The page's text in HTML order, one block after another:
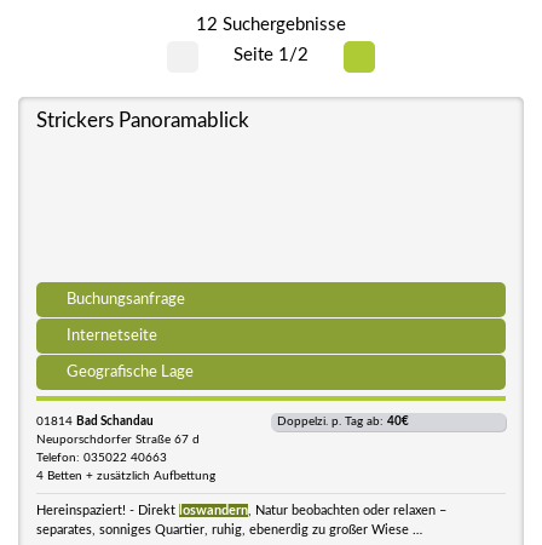
12 Suchergebnisse
Seite 1/2
Strickers Panoramablick
Buchungsanfrage
Internetseite
Geografische Lage
01814 Bad Schandau
Neuporschdorfer Straße 67 d
Telefon: 035022 40663
4 Betten + zusätzlich Aufbettung
Doppelzi. p. Tag ab: 40€
Hereinspaziert! - Direkt loswandern , Natur beobachten oder relaxen –
separates, sonniges Quartier, ruhig, ebenerdig zu großer Wiese …